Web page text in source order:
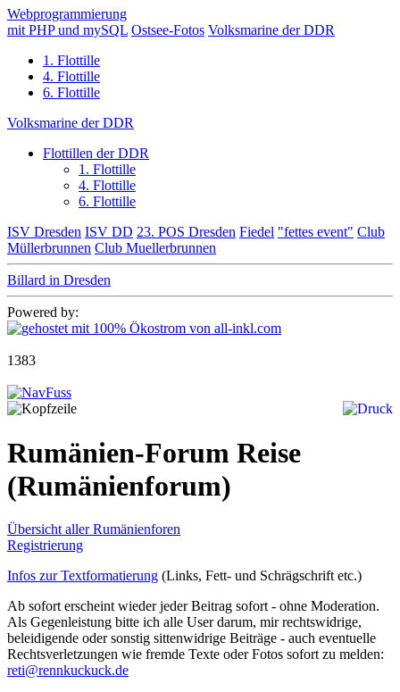
Webprogrammierung
mit PHP und mySQL Ostsee-Fotos Volksmarine der DDR
1. Flottille
4. Flottille
6. Flottille
Volksmarine der DDR
Flottillen der DDR
1. Flottille
4. Flottille
6. Flottille
ISV Dresden ISV DD 23. POS Dresden Fiedel "fettes event" Club
Müllerbrunnen Club Muellerbrunnen
Billard in Dresden
Powered by:
1383
Rumänien-Forum Reise
(Rumänienforum)
Übersicht aller Rumänienforen
Registrierung
Infos zur Textformatierung (Links, Fett- und Schrägschrift etc.)
Ab sofort erscheint wieder jeder Beitrag sofort - ohne Moderation.
Als Gegenleistung bitte ich alle User darum, mir rechtswidrige,
beleidigende oder sonstig sittenwidrige Beiträge - auch eventuelle
Rechtsverletzungen wie fremde Texte oder Fotos sofort zu melden:
reti@rennkuckuck.de